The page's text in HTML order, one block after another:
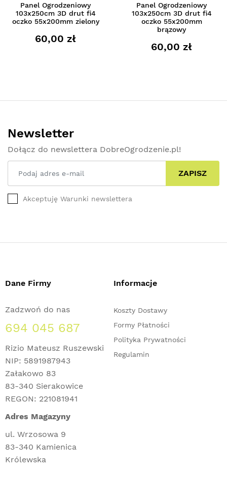
Panel Ogrodzeniowy
103x250cm 3D drut fi4
oczko 55x200mm zielony
60,00 zł
Panel Ogrodzeniowy
103x250cm 3D drut fi4
oczko 55x200mm
brązowy
60,00 zł
Newsletter
Dołącz do newslettera DobreOgrodzenie.pl!
ZAPISZ
Akceptuję Warunki newslettera
Dane Firmy
Zadzwoń do nas
694 045 687
Rizio Mateusz Ruszewski
NIP: 5891987943
Załakowo 83
83-340 Sierakowice
REGON: 221081941
Adres Magazyny
ul. Wrzosowa 9
83-340 Kamienica
Królewska
Informacje
Koszty Dostawy
Formy Płatności
Polityka Prywatności
Regulamin